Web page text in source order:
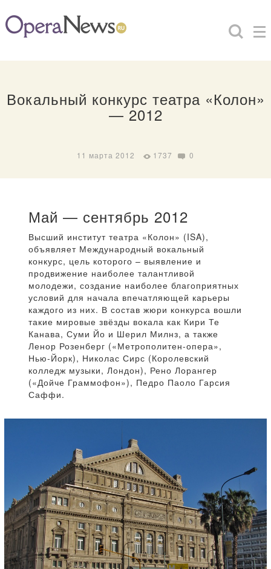
Вокальный конкурс театра «Колон»
— 2012
11 марта 2012 1737 0
Май — сентябрь 2012
Высший институт театра «Колон» (ISA),
объявляет Международный вокальный
конкурс, цель которого – выявление и
продвижение наиболее талантливой
молодежи, создание наиболее благоприятных
условий для начала впечатляющей карьеры
каждого из них. В состав жюри конкурса вошли
такие мировые звёзды вокала как Кири Те
Канава, Суми Йо и Шерил Милнз, а также
Ленор Розенберг («Метрополитен-опера»,
Нью-Йорк), Николас Сирс (Королевский
колледж музыки, Лондон), Рено Лорангер
(«Дойче Граммофон»), Педро Паоло Гарсия
Саффи.